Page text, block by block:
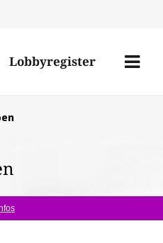
Lobbyregister
Menü